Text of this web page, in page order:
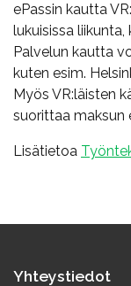
ePassin kautta
lukuisissa
Palvelun kautta
kuten esim.
Myös VR:läisten
suorittaa maksun
Lisätietoa
Yhteystiedot